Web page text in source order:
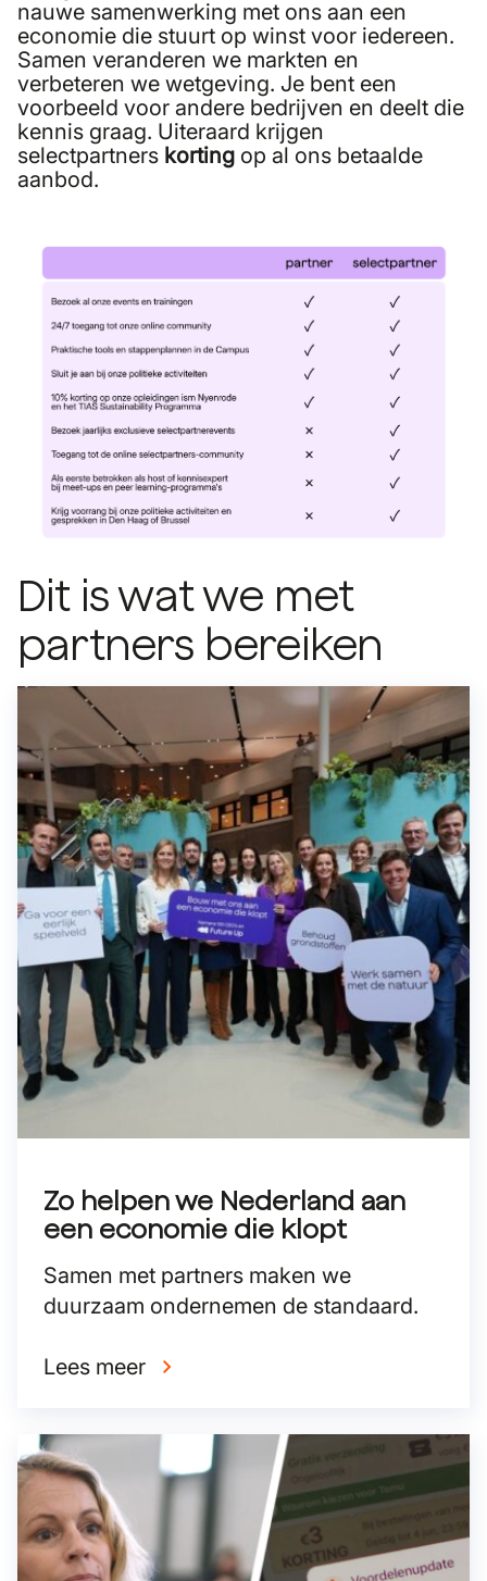
nauwe samenwerking met ons aan een
economie die stuurt op winst voor iedereen.
Samen veranderen we markten en
verbeteren we wetgeving. Je bent een
voorbeeld voor andere bedrijven en deelt die
kennis graag. Uiteraard krijgen
selectpartners korting op al ons betaalde
aanbod.
Dit is wat we met
partners bereiken
Zo helpen we Nederland aan
een economie die klopt
Samen met partners maken we
duurzaam ondernemen de standaard.
Lees meer